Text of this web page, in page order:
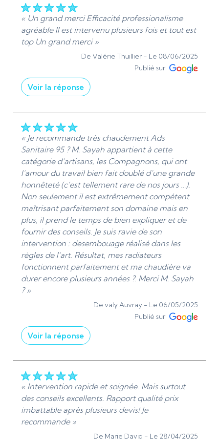
satisfaction face à la qualité du travail, même
dans des conditions difficiles, m'encourage
grandement. Cordialement, Denis - Ads
Sanitaire 95 | Plomberie et chauffage -
Installation et dépannage »
De ADS Sanitaire 95 - Le 16/06/2025
« Un grand merci Efficacité professionalisme
agréable Il est intervenu plusieurs fois et tout est
top Un grand merci »
De Valérie Thuillier - Le 08/06/2025
Publié sur
Voir la réponse
savoir aussi satisfait. Je vous remercie du fond du
cœur pour ces compliments ! Bien à vous. »
De ADS Sanitaire 95 - Le 08/06/2025
« Je recommande très chaudement Ads
Sanitaire 95 ? M. Sayah appartient à cette
catégorie d’artisans, les Compagnons, qui ont
l’amour du travail bien fait doublé d’une grande
honnêteté (c’est tellement rare de nos jours …).
Non seulement il est extrêmement compétent
maîtrisant parfaitement son domaine mais en
plus, il prend le temps de bien expliquer et de
fournir des conseils. Je suis ravie de son
intervention : desembouage réalisé dans les
règles de l’art. Résultat, mes radiateurs
fonctionnent parfaitement et ma chaudière va
durer encore plusieurs années ?. Merci M. Sayah
? »
De valy Auvray - Le 06/05/2025
Publié sur
Voir la réponse
vivement pour votre retour élogieux ! C'est avec
grand plaisir que je prend connaissance de votre
satisfaction concernant l'intervention et les
conseils reçus des travaix de désembouage
chauffage. Votre reconnaissance envers le
travail bien fait et l'honnêteté est
particulièrement appréciée. Bien à vous, Denis
« Intervention rapide et soignée. Mais surtout
des conseils excellents. Rapport qualité prix
imbattable après plusieurs devis! Je
recommande »
De Marie David - Le 28/04/2025